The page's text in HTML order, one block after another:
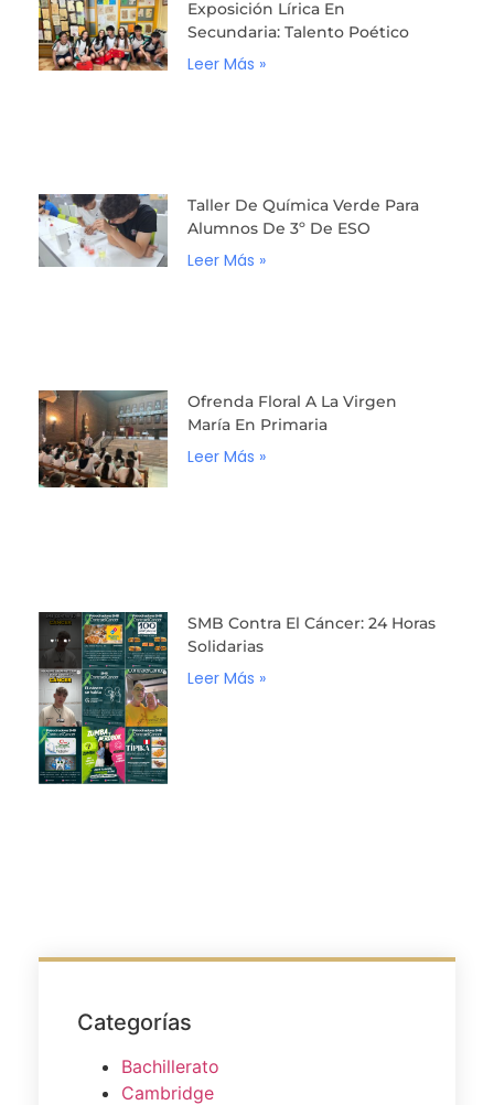
Exposición Lírica En
Secundaria: Talento Poético
Leer Más »
Taller De Química Verde Para
Alumnos De 3º De ESO
Leer Más »
Ofrenda Floral A La Virgen
María En Primaria
Leer Más »
SMB Contra El Cáncer: 24 Horas
Solidarias
Leer Más »
Categorías
Bachillerato
Cambridge